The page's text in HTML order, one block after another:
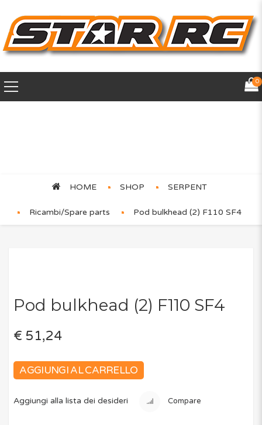
0
HOME SHOP SERPENT
Ricambi/Spare parts Pod bulkhead (2) F110 SF4
Pod bulkhead (2) F110 SF4
€ 51,24
AGGIUNGI AL CARRELLO
Aggiungi alla lista dei desideri Compare